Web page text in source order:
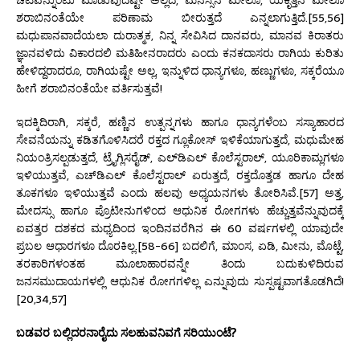
ಶರಾಬಿನಂತೆಯೇ ಪರಿಣಾಮ ಬೀರುತ್ತದೆ ಎನ್ನಲಾಗುತ್ತಿದೆ.[55,56]
ಮಧುಪಾನವಾದೆಯಲಾ ದುರಾತ್ಮಕ, ನಿನ್ನ ಸೇವಿಸಿದ ದಾನವರು, ಮಾನವ ಕಿರಾತರು
ಜ್ಞಾನವಳಿದು ವಿಕಾರದಲಿ ಮತಿಹೀನರಾದರು ಎಂದು ಕನಕದಾಸರು ರಾಗಿಯ ಕುರಿತು
ಹೇಳಿದ್ದರಾದರೂ, ರಾಗಿಯಷ್ಟೇ ಅಲ್ಲ, ಇನ್ನುಳಿದ ಧಾನ್ಯಗಳೂ, ಹಣ್ಣುಗಳೂ, ಸಕ್ಕರೆಯೂ
ಹೀಗೆ ಶರಾಬಿನಂತೆಯೇ ವರ್ತಿಸುತ್ತವೆ!
ಇದಕ್ಕಿದಿರಾಗಿ, ಸಕ್ಕರೆ, ಹಣ್ಣಿನ ಉತ್ಪನ್ನಗಳು ಹಾಗೂ ಧಾನ್ಯಗಳೆಂಬ ಸಸ್ಯಾಹಾರದ
ಸೇವನೆಯನ್ನು ಕಡಿತಗೊಳಿಸಿದರೆ ರಕ್ತದ ಗ್ಲೂಕೋಸ್ ಇಳಿಕೆಯಾಗುತ್ತದೆ, ಮಧುಮೇಹ
ನಿಯಂತ್ರಿಸಲ್ಪಡುತ್ತದೆ, ಟ್ರೈಗ್ಲಿಸರೈಡ್, ಎಲ್‌ಡಿಎಲ್‌ ಕೊಲೆಸ್ಟರಾಲ್, ಯೂರಿಕಾಮ್ಲಗಳೂ
ಇಳಿಯುತ್ತವೆ, ಎಚ್‌ಡಿಎಲ್‌ ಕೊಲೆಸ್ಟರಾಲ್ ಏರುತ್ತದೆ, ರಕ್ತದೊತ್ತಡ ಹಾಗೂ ದೇಹ
ತೂಕಗಳೂ ಇಳಿಯುತ್ತವೆ ಎಂದು ಹಲವು ಅಧ್ಯಯನಗಳು ತೋರಿಸಿವೆ.[57] ಅತ್ತ,
ಮೇದಸ್ಸು ಹಾಗೂ ಪ್ರೊಟೀನುಗಳಿಂದ ಆಧುನಿಕ ರೋಗಗಳು ಹೆಚ್ಚುತ್ತವೆನ್ನುವುದಕ್ಕೆ
ಐವತ್ತರ ದಶಕದ ಮಧ್ಯದಿಂದ ಇಂದಿನವರೆಗಿನ ಈ 60 ವರ್ಷಗಳಲ್ಲಿ ಯಾವುದೇ
ಪ್ರಬಲ ಆಧಾರಗಳೂ ದೊರಕಿಲ್ಲ.[58-66] ಬದಲಿಗೆ, ಮಾಂಸ, ಏಡಿ, ಮೀನು, ಮೊಟ್ಟೆ,
ತರಕಾರಿಗಳಂತಹ ಮೂಲಾಹಾರವನ್ನೇ ತಿಂದು ಬದುಕುಳಿದಿರುವ
ಜನಸಮುದಾಯಗಳಲ್ಲಿ ಆಧುನಿಕ ರೋಗಗಳಿಲ್ಲ ಎನ್ನುವುದು ಸುಸ್ಪಷ್ಟವಾಗತೊಡಗಿದೆ!
[20,34,57]
ಬಡವರಬಲ್ಲಿದರನಾರೈದು ಸಲಹುವನಿವಗೆ ಸರಿಯುಂಟೆ?